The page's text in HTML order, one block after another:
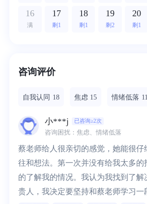
16
满
17
剩1
18
剩1
19
剩2
20
剩1
咨询评价
自我认同 18 焦虑 15 情绪低落 11
小***j 已咨询≥2次
咨询困扰：焦虑、情绪低落
蔡老师给人很亲切的感觉，她能很仔
往和想法。第一次并没有给我太多的
的了解我的情况。我认为我找到了解
贵人，我决定要坚持和蔡老师学习一